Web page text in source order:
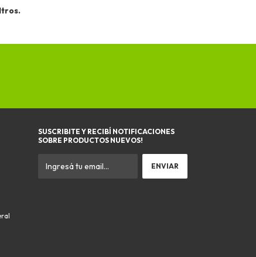
SUSCRIBITE Y RECIBÍ NOTIFICACIONES
SOBRE PRODUCTOS NUEVOS!